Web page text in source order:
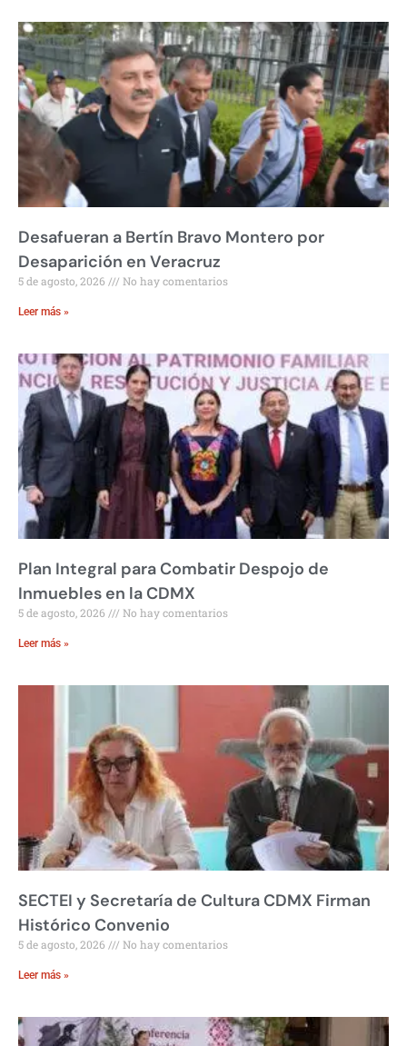
Desafueran a Bertín Bravo Montero por
Desaparición en Veracruz
5 de agosto, 2026 No hay comentarios
Leer más »
Plan Integral para Combatir Despojo de
Inmuebles en la CDMX
5 de agosto, 2026 No hay comentarios
Leer más »
SECTEI y Secretaría de Cultura CDMX Firman
Histórico Convenio
5 de agosto, 2026 No hay comentarios
Leer más »